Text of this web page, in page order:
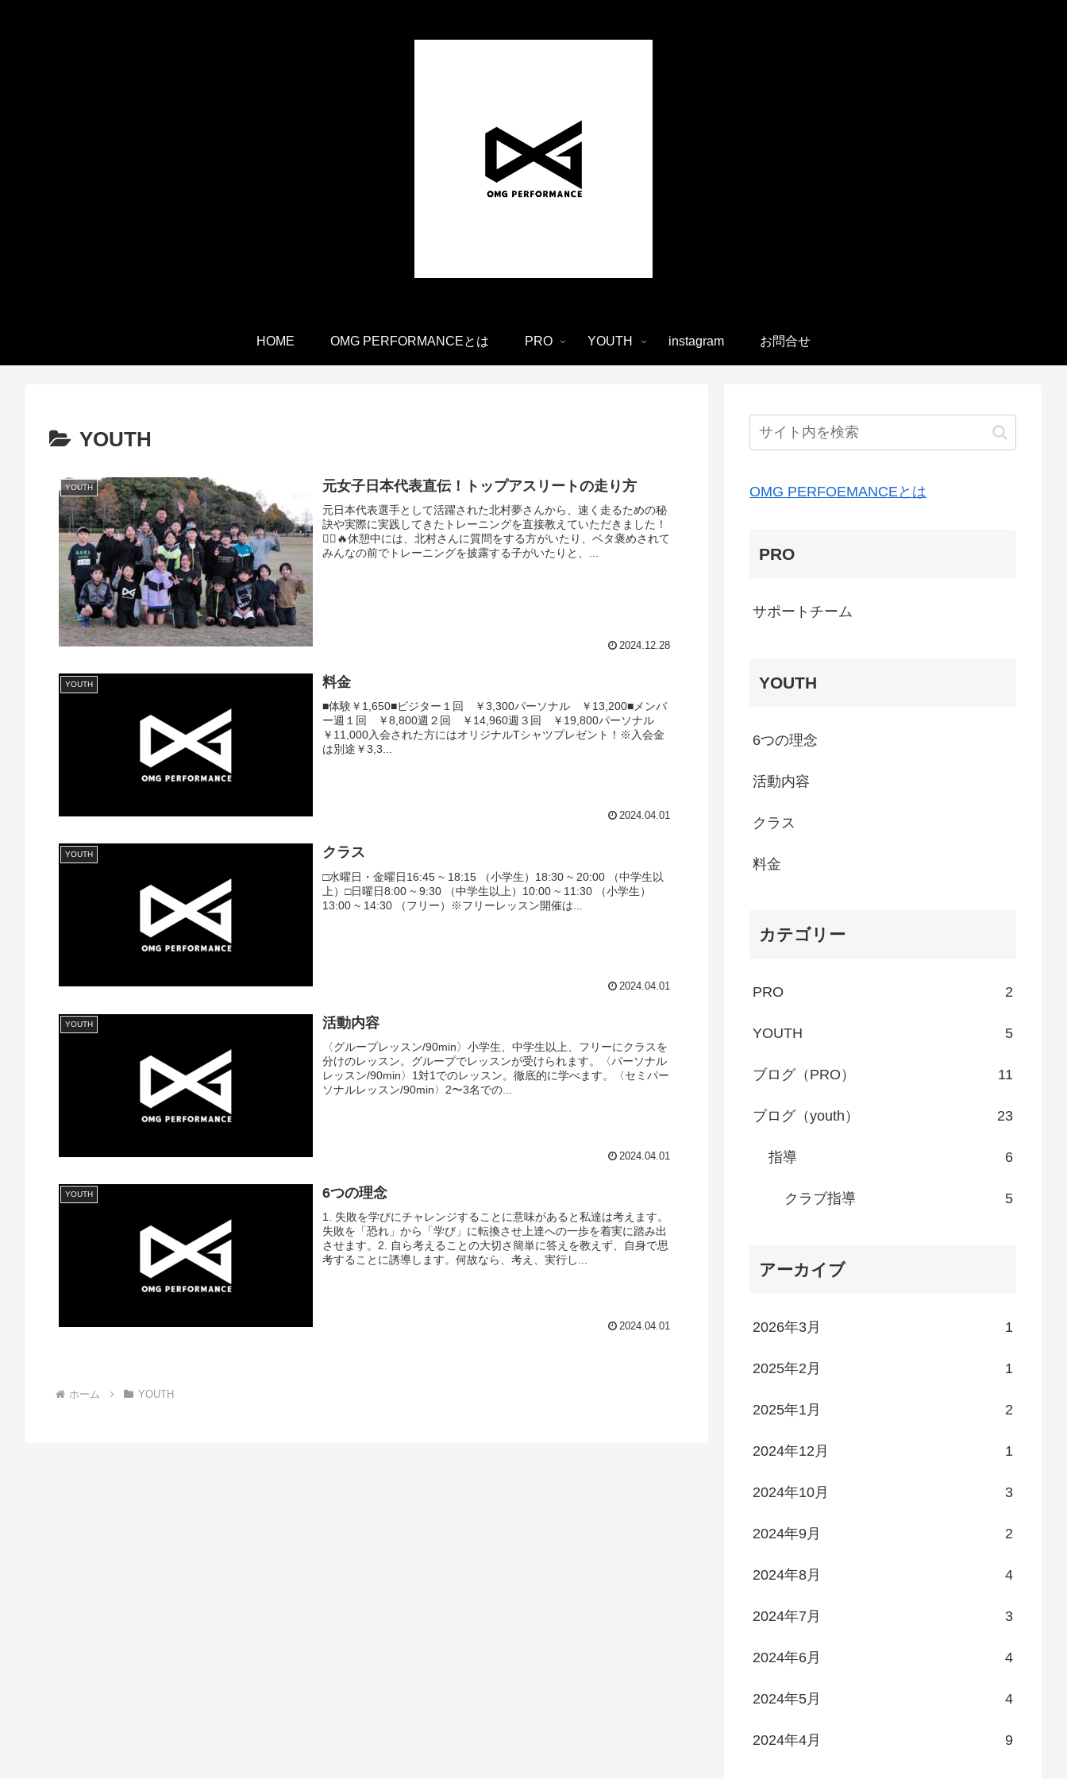
HOME OMG PERFORMANCEとは PRO YOUTH instagram お問合せ
YOUTH
YOUTH 元女子日本代表直伝！トップアスリートの走り方
元日本代表選手として活躍された北村夢さんから、速く走るための秘
訣や実際に実践してきたトレーニングを直接教えていただきました！
🏃‍♂️🔥休憩中には、北村さんに質問をする方がいたり、ベタ褒めされて
みんなの前でトレーニングを披露する子がいたりと、...
2024.12.28
YOUTH 料金
■体験￥1,650■ビジター１回 ￥3,300パーソナル ￥13,200■メンバ
ー週１回 ￥8,800週２回 ￥14,960週３回 ￥19,800パーソナル
￥11,000入会された方にはオリジナルTシャツプレゼント！※入会金
は別途￥3,3...
2024.04.01
YOUTH クラス
□水曜日・金曜日16:45 ~ 18:15 （小学生）18:30 ~ 20:00 （中学生以
上）□日曜日8:00 ~ 9:30 （中学生以上）10:00 ~ 11:30 （小学生）
13:00 ~ 14:30 （フリー）※フリーレッスン開催は...
2024.04.01
YOUTH 活動内容
〈グループレッスン/90min〉小学生、中学生以上、フリーにクラスを
分けのレッスン。グループでレッスンが受けられます。〈パーソナル
レッスン/90min〉1対1でのレッスン。徹底的に学べます。〈セミパー
ソナルレッスン/90min〉2〜3名での...
2024.04.01
YOUTH 6つの理念
1. 失敗を学びにチャレンジすることに意味があると私達は考えます。
失敗を「恐れ」から「学び」に転換させ上達への一歩を着実に踏み出
させます。2. 自ら考えることの大切さ簡単に答えを教えず、自身で思
考することに誘導します。何故なら、考え、実行し...
2024.04.01
ホーム YOUTH
OMG PERFOEMANCEとは
PRO
サポートチーム
YOUTH
6つの理念
活動内容
クラス
料金
カテゴリー
PRO 2
YOUTH 5
ブログ（PRO） 11
ブログ（youth） 23
指導 6
クラブ指導 5
アーカイブ
2026年3月 1
2025年2月 1
2025年1月 2
2024年12月 1
2024年10月 3
2024年9月 2
2024年8月 4
2024年7月 3
2024年6月 4
2024年5月 4
2024年4月 9